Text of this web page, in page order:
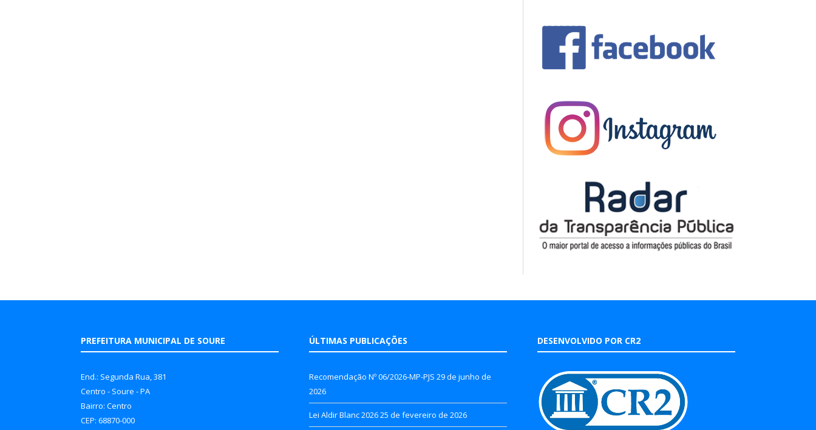
PREFEITURA MUNICIPAL DE SOURE
End.: Segunda Rua, 381
Centro - Soure - PA
Bairro: Centro
CEP: 68870-000
ÚLTIMAS PUBLICAÇÕES
Recomendação Nº 06/2026-MP-PJS 29 de junho de
2026
Lei Aldir Blanc 202625 de fevereiro de 2026
DESENVOLVIDO POR CR2